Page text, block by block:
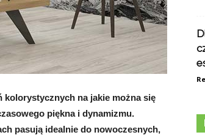
kolorystycznych na jakie można się
piękna i dynamizmu.
pasują idealnie do nowoczesnych,